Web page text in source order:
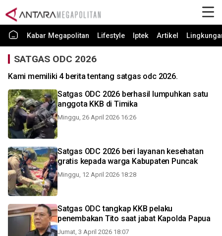
Kabar Megapolitan Lifestyle Iptek Artikel
SATGAS ODC 2026
Kami memiliki 4 berita tentang satgas odc 2026.
Satgas ODC 2026 berhasil lumpuhkan satu
anggota KKB di Timika
Minggu, 26 April 2026 16:26
Satgas ODC 2026 beri layanan kesehatan
gratis kepada warga Kabupaten Puncak
Minggu, 12 April 2026 18:28
Satgas ODC tangkap KKB pelaku
penembakan Tito saat jabat Kapolda Papua
Jumat, 3 April 2026 18:07